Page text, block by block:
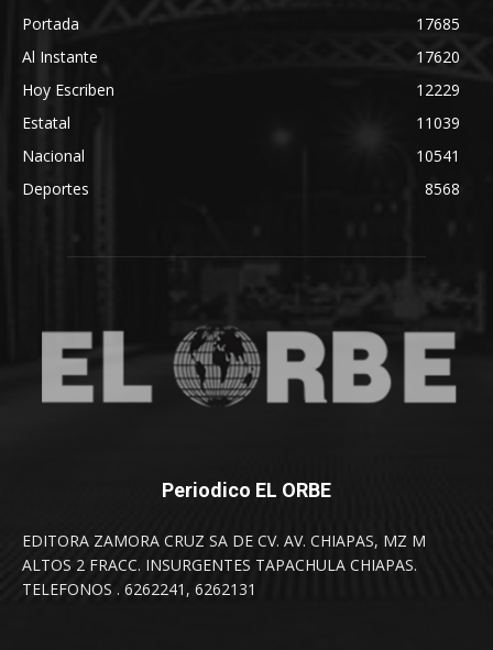
Portada
17685
Al Instante
17620
Hoy Escriben
12229
Estatal
11039
Nacional
10541
Deportes
8568
Periodico EL ORBE
EDITORA ZAMORA CRUZ SA DE CV. AV. CHIAPAS, MZ M
ALTOS 2 FRACC. INSURGENTES TAPACHULA CHIAPAS.
TELEFONOS . 6262241, 6262131